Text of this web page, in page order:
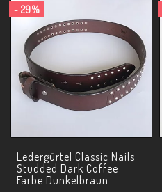
- 29%
Ledergürtel Classic Nails
Studded Dark Coffee
Farbe Dunkelbraun.